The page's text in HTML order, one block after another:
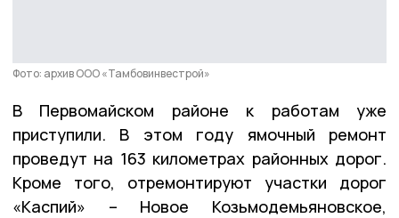
Фото: архив ООО «Тамбовинвестрой»
В Первомайском районе к работам уже
приступили. В этом году ямочный ремонт
проведут на 163 километрах районных дорог.
Кроме того, отремонтируют участки дорог
«Каспий» – Новое Козьмодемьяновское,